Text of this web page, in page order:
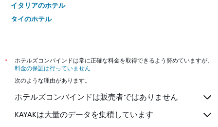
イタリアのホテル
タイのホテル
*
ホテルズコンバインドは常に正確な料金を取得できるよう努めていますが、
料金の保証は行っていません
次のような理由があります。
ホテルズコンバインドは販売者ではありません
KAYAKは大量のデータを集積しています